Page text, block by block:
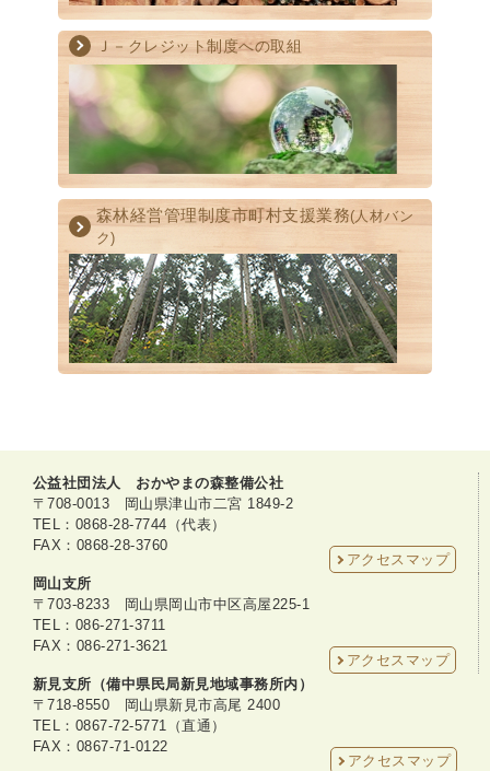
Ｊ－クレジット制度への取組
森林経営管理制度市町村支援業務(人材バン
ク)
公益社団法人 おかやまの森整備公社
〒708-0013 岡山県津山市二宮 1849-2
TEL：0868-28-7744（代表）
FAX：0868-28-3760
アクセスマップ
岡山支所
〒703-8233 岡山県岡山市中区高屋225-1
TEL：086-271-3711
FAX：086-271-3621
アクセスマップ
新見支所（備中県民局新見地域事務所内）
〒718-8550 岡山県新見市高尾 2400
TEL：0867-72-5771（直通）
FAX：0867-71-0122
アクセスマップ